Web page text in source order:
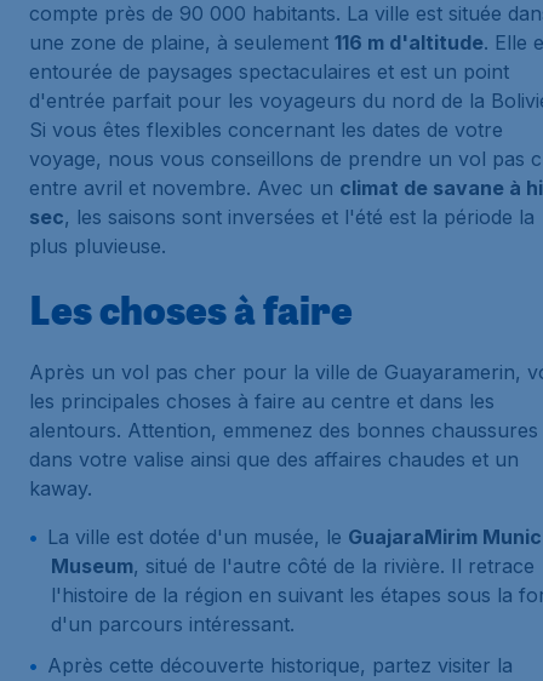
compte près de 90 000 habitants. La ville est située
une zone de plaine, à seulement 116 m d'altitude. Elle
entourée de paysages spectaculaires et est un point
d'entrée parfait pour les voyageurs du nord de la
Si vous êtes flexibles concernant les dates de votre
voyage, nous vous conseillons de prendre un vol pas
entre avril et novembre. Avec un climat de savane à
sec, les saisons sont inversées et l'été est la période la
plus pluvieuse.
Les choses à faire
Après un vol pas cher pour la ville de Guayaramerin,
les principales choses à faire au centre et dans les
alentours. Attention, emmenez des bonnes chaussures
dans votre valise ainsi que des affaires chaudes et un
kaway.
La ville est dotée d'un musée, le GuajaraMirim
Museum, situé de l'autre côté de la rivière. Il retrace
l'histoire de la région en suivant les étapes sous la
d'un parcours intéressant.
Après cette découverte historique, partez visiter la